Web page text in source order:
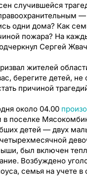
случившейся
—
одни дома? Как
пожара? На
Сергей
жителей
берегите детей,
причиной
около 04.00
поселке
детей — двух
был включен
Возбуждено
семья на учете в